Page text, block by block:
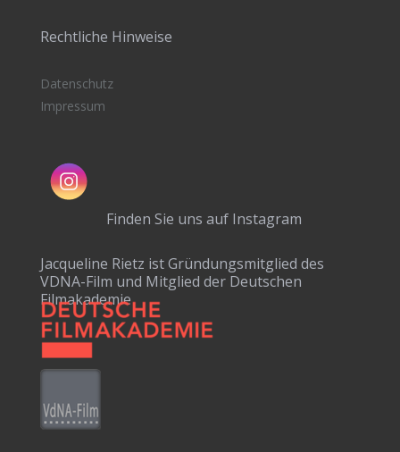
Rechtliche Hinweise
Datenschutz
Impressum
Finden Sie uns auf Instagram
Jacqueline Rietz ist Gründungsmitglied des
VDNA-Film und Mitglied der Deutschen
Filmakademie